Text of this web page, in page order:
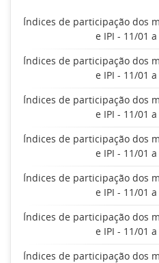
Índices de participação dos
e IPI - 11/01
Índices de participação dos
e IPI - 11/01
Índices de participação dos
e IPI - 11/01
Índices de participação dos
e IPI - 11/01
Índices de participação dos
e IPI - 11/01
Índices de participação dos
e IPI - 11/01
Índices de participação dos